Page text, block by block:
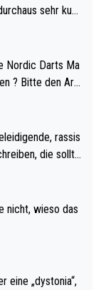
des Weltmei
Self letzt
durch
sich das (in Ve
PDC-WM als Zi
? Bitte den Arti
rassis
die sollte
mich: Luke Little
Media GvV p
mal gegen Ric
nicht, wieso das
eine „dystonia“,